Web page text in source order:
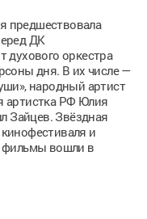
предшествовала
ДК
духового оркестра
дня. В их числе —
народный артист
артистка РФ Юлия
Зайцев. Звёздная
и
фильмы вошли в